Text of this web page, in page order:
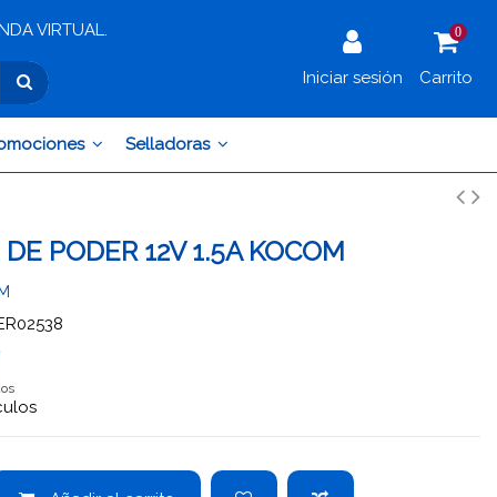
VIRTUAL.
Iniciar sesión
0
Carrito
Selladoras
PODER 12V 1.5A KOCOM